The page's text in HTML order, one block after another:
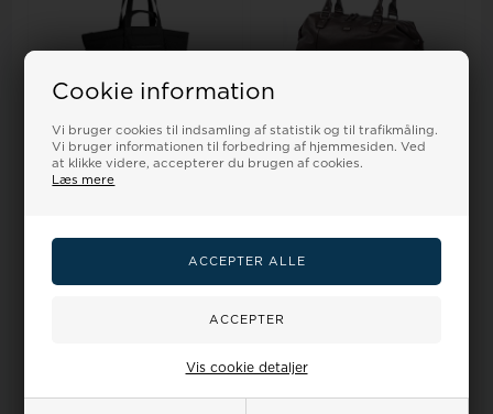
Cookie information
Vi bruger cookies til indsamling af statistik og til trafikmåling.
Vi bruger informationen til forbedring af hjemmesiden. Ved
at klikke videre, accepterer du brugen af cookies.
Læs mere
Vis cookie detaljer
På lager
799,20 DKK
På lager
2.200,00
20%